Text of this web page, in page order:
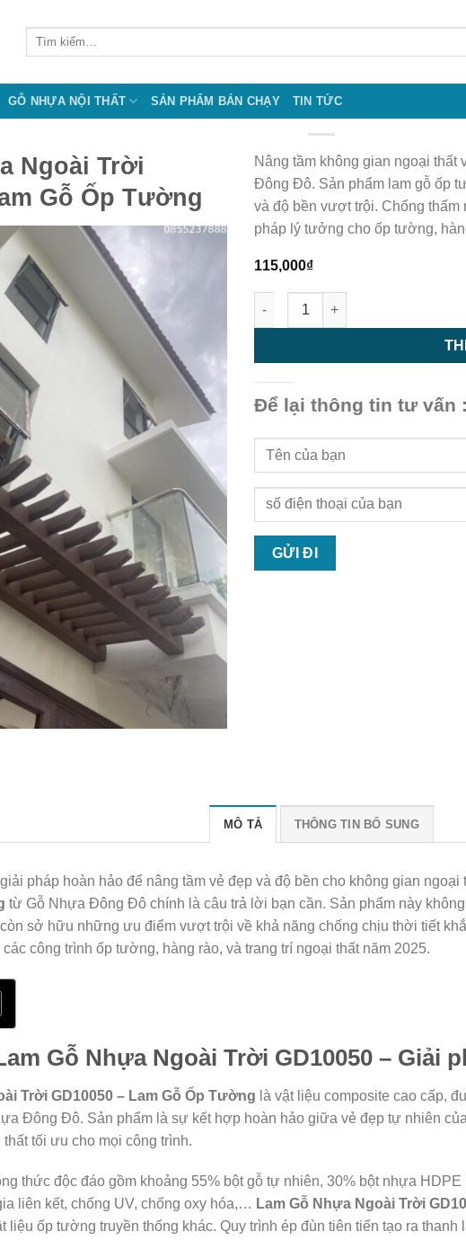
Tìm
GỖ NHỰA NỘI THẤT SẢN PHẨM BÁN CHẠY TIN TỨC
Ngoài Trời
Gỗ Ốp Tường
Nâng tầm không gian ngoại
Đông Đô. Sản phẩm lam gỗ ốp
và độ bền vượt trội. Chống
pháp lý tưởng cho ốp tường,
115,000₫
Lam Gỗ Nhựa Ngoài Trời
Để lại thông tin tư vấn :
MÔ TẢ THÔNG TIN BỔ SUNG
pháp hoàn hảo để nâng tầm vẻ đẹp và độ bền cho không gian ngoại
từ Gỗ Nhựa Đông Đô chính là câu trả lời bạn cần. Sản phẩm này
sở hữu những ưu điểm vượt trội về khả năng chống chịu thời tiết
công trình ốp tường, hàng rào, và trang trí ngoại thất năm 2025.
Gỗ Nhựa Ngoài Trời GD10050 – Giải
Trời GD10050 – Lam Gỗ Ốp Tường là vật liệu composite cao cấp,
Đông Đô. Sản phẩm là sự kết hợp hoàn hảo giữa vẻ đẹp tự nhiên
tối ưu cho mọi công trình.
thức độc đáo gồm khoảng 55% bột gỗ tự nhiên, 30% bột nhựa
liên kết, chống UV, chống oxy hóa,… Lam Gỗ Nhựa Ngoài Trời
liệu ốp tường truyền thống khác. Quy trình ép đùn tiên tiến tạo ra